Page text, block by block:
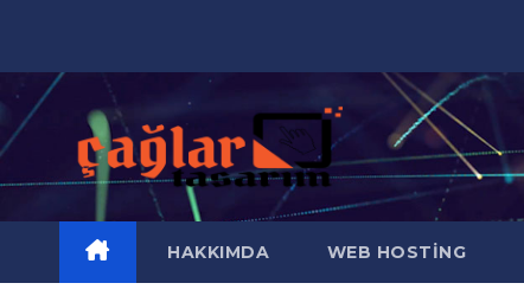
content
HAKKIMDA WEB HOSTING